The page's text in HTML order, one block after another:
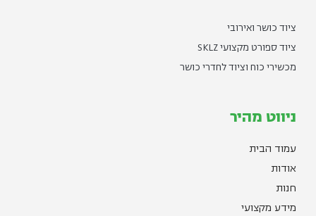
ציוד כושר ואירובי
ציוד ספורט מקצועי SKLZ
מכשירי כוח וציוד לחדרי כושר
ניווט מהיר
עמוד הבית
אודות
חנות
מידע מקצועי